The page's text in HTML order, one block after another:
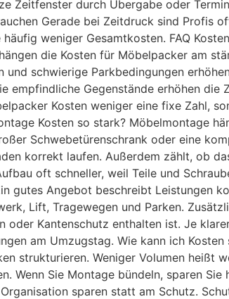
Zeitfenster durch Übergabe oder
Gerade bei Zeitdruck sind Profis
weniger Gesamtkosten. FAQ
die Kosten für Möbelpacker am
schwierige Parkbedingungen
empfindliche Gegenstände erhöhen die
Kosten weniger eine fixe Zahl,
Kosten so stark? Möbelmontage
Schwebetürenschrank oder eine
korrekt laufen. Außerdem zählt, ob
oft schneller, weil Teile und
gutes Angebot beschreibt Leistungen
Lift, Tragewegen und Parken.
Kantenschutz enthalten ist. Je
am Umzugstag. Wie kann ich
strukturieren. Weniger Volumen heißt
Wenn Sie Montage bündeln, sparen
sparen statt am Schutz.